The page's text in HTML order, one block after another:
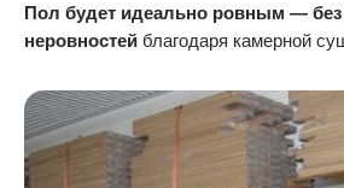
Пол будет идеально ровным —
неровностей благодаря камерной